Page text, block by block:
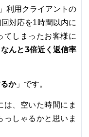
」利用クライアントの
対応を1時間以内に
てしまったお客様に
なんと3倍近く返信率
か」です。
、空いた時間にま
っしゃるかと思いま